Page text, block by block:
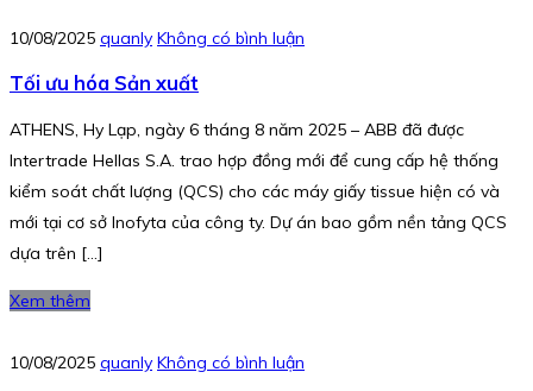
10/08/2025 quanly Không có bình luận
Tối ưu hóa Sản xuất
ATHENS, Hy Lạp, ngày 6 tháng 8 năm 2025 – ABB đã được
Intertrade Hellas S.A. trao hợp đồng mới để cung cấp hệ thống
kiểm soát chất lượng (QCS) cho các máy giấy tissue hiện có và
mới tại cơ sở Inofyta của công ty. Dự án bao gồm nền tảng QCS
dựa trên […]
Xem thêm
10/08/2025 quanly Không có bình luận